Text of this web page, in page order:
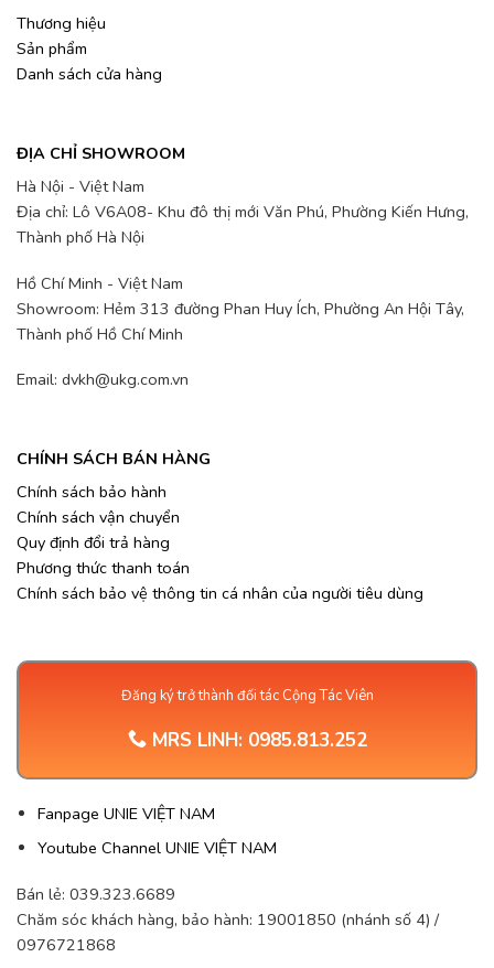
Thương hiệu
Sản phẩm
Danh sách cửa hàng
ĐỊA CHỈ SHOWROOM
Hà Nội - Việt Nam
Địa chỉ: Lô V6A08- Khu đô thị mới Văn Phú, Phường Kiến Hưng,
Thành phố Hà Nội
Hồ Chí Minh - Việt Nam
Showroom: Hẻm 313 đường Phan Huy Ích, Phường An Hội Tây,
Thành phố Hồ Chí Minh
Email: dvkh@ukg.com.vn
CHÍNH SÁCH BÁN HÀNG
Chính sách bảo hành
Chính sách vận chuyển
Quy định đổi trả hàng
Phương thức thanh toán
Chính sách bảo vệ thông tin cá nhân của người tiêu dùng
Đăng ký trở thành đối tác Cộng Tác Viên
MRS LINH: 0985.813.252
Fanpage UNIE VIỆT NAM
Youtube Channel UNIE VIỆT NAM
Bán lẻ: 039.323.6689
Chăm sóc khách hàng, bảo hành: 19001850 (nhánh số 4) /
0976721868